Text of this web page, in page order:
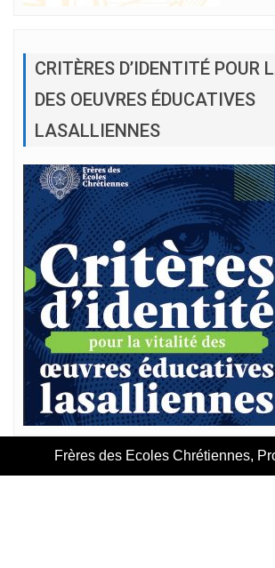
CRITÈRES D’IDENTITÉ POUR
DES OEUVRES ÉDUCATIVES
LASALLIENNES
Frères des Ecoles Chrétiennes,